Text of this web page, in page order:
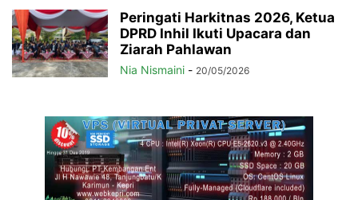
Peringati Harkitnas 2026, Ketua
DPRD Inhil Ikuti Upacara dan
Ziarah Pahlawan
Nia Nismaini - 20/05/2026